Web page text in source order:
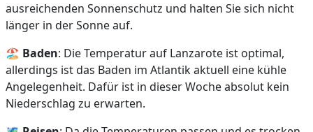
ausreichenden Sonnenschutz und halten Sie sich nicht
länger in der Sonne auf.
🏖️ Baden: Die Temperatur auf Lanzarote ist optimal,
allerdings ist das Baden im Atlantik aktuell eine kühle
Angelegenheit. Dafür ist in dieser Woche absolut kein
Niederschlag zu erwarten.